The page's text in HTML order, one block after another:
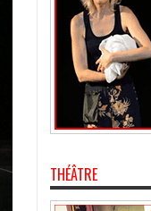
THÉÂTRE